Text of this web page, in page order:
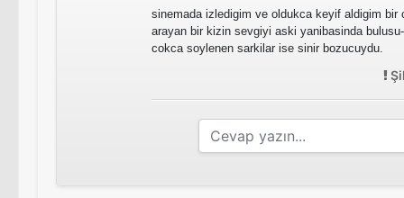
sinemada izledigim ve oldukca keyif aldigim
arayan bir kizin sevgiyi aski yanibasinda
cokca soylenen sarkilar ise sinir bozucuydu.